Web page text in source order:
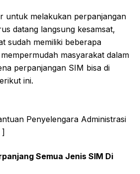
untuk melakukan perpanjangan
datang langsung kesamsat,
sudah memiliki beberapa
masyarakat dalam
perpanjangan SIM bisa di
ini.
Penyelengara Administrasi
Semua Jenis SIM Di